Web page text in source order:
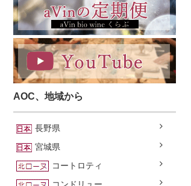
AOC、地域から
長野県
宮城県
コートロティ